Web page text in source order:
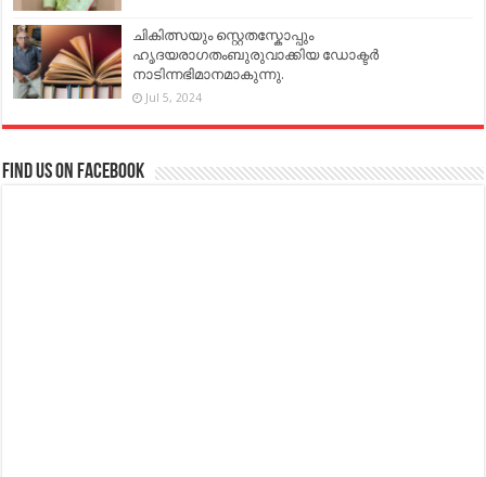
ചികിത്സയും സ്റ്റെതസ്കോപ്പും
ഹൃദയരാഗതംബുരുവാക്കിയ ഡോക്ടർ
നാടിന്നഭിമാനമാകുന്നു.
Jul 5, 2024
Find us on Facebook